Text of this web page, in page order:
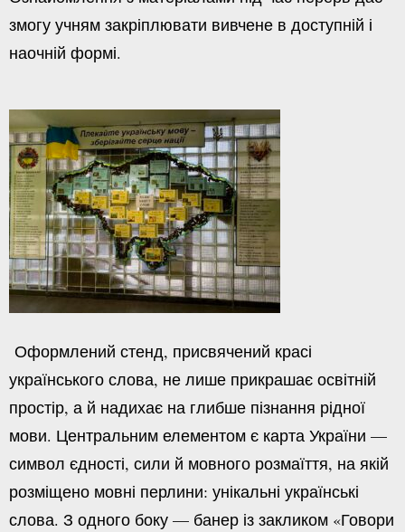
змогу учням закріплювати вивчене в доступній і
наочній формі.
Оформлений стенд, присвячений красі
українського слова, не лише прикрашає освітній
простір, а й надихає на глибше пізнання рідної
мови. Центральним елементом є карта України —
символ єдності, сили й мовного розмаїття, на якій
розміщено мовні перлини: унікальні українські
слова. З одного боку — банер із закликом «Говори